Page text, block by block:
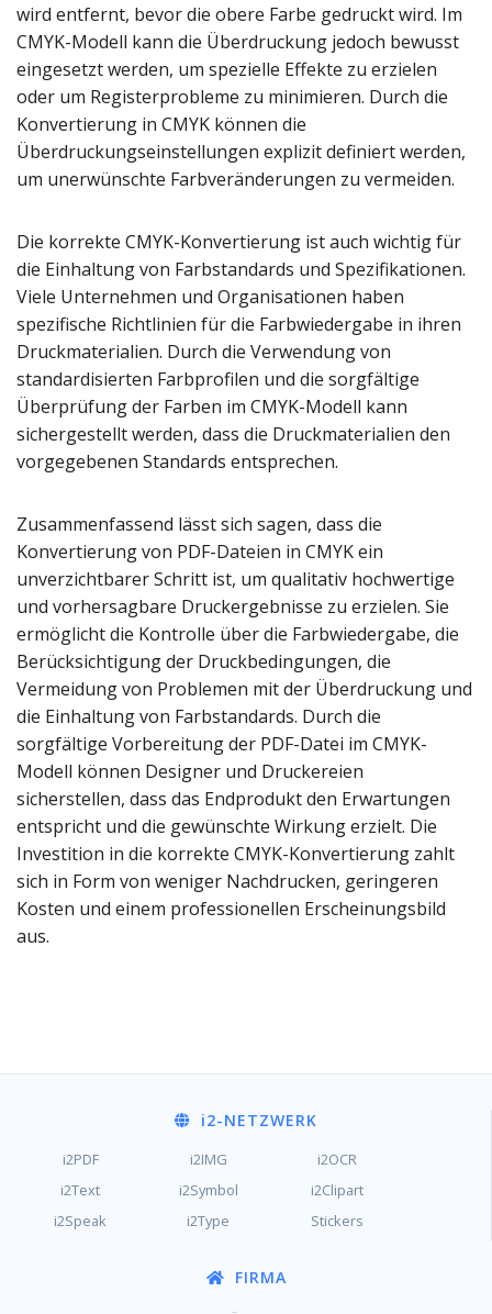
wird entfernt, bevor die obere Farbe gedruckt wird. Im
CMYK-Modell kann die Überdruckung jedoch bewusst
eingesetzt werden, um spezielle Effekte zu erzielen
oder um Registerprobleme zu minimieren. Durch die
Konvertierung in CMYK können die
Überdruckungseinstellungen explizit definiert werden,
um unerwünschte Farbveränderungen zu vermeiden.
Die korrekte CMYK-Konvertierung ist auch wichtig für
die Einhaltung von Farbstandards und Spezifikationen.
Viele Unternehmen und Organisationen haben
spezifische Richtlinien für die Farbwiedergabe in ihren
Druckmaterialien. Durch die Verwendung von
standardisierten Farbprofilen und die sorgfältige
Überprüfung der Farben im CMYK-Modell kann
sichergestellt werden, dass die Druckmaterialien den
vorgegebenen Standards entsprechen.
Zusammenfassend lässt sich sagen, dass die
Konvertierung von PDF-Dateien in CMYK ein
unverzichtbarer Schritt ist, um qualitativ hochwertige
und vorhersagbare Druckergebnisse zu erzielen. Sie
ermöglicht die Kontrolle über die Farbwiedergabe, die
Berücksichtigung der Druckbedingungen, die
Vermeidung von Problemen mit der Überdruckung und
die Einhaltung von Farbstandards. Durch die
sorgfältige Vorbereitung der PDF-Datei im CMYK-
Modell können Designer und Druckereien
sicherstellen, dass das Endprodukt den Erwartungen
entspricht und die gewünschte Wirkung erzielt. Die
Investition in die korrekte CMYK-Konvertierung zahlt
sich in Form von weniger Nachdrucken, geringeren
Kosten und einem professionellen Erscheinungsbild
aus.
i2-NETZWERK
i2PDF i2IMG
i2OCR
i2Text
i2Symbol
i2Clipart
i2Speak
i2Type Stickers
FIRMA